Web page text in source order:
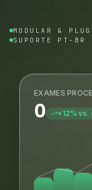
MODULAR &
SUPORTE PT-BR
EXAMES
0 +12% vs.